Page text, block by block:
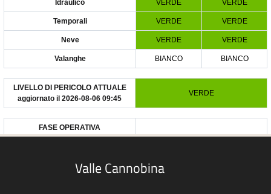
Valle Cannobina